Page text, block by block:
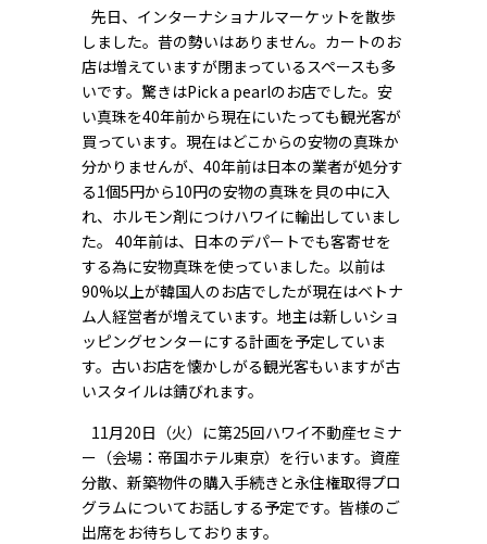
先日、インターナショナルマーケットを散歩
しました。昔の勢いはありません。カートのお
店は増えていますが閉まっているスペースも多
いです。驚きはPick a pearlのお店でした。安
い真珠を40年前から現在にいたっても観光客が
買っています。現在はどこからの安物の真珠か
分かりませんが、40年前は日本の業者が処分す
る1個5円から10円の安物の真珠を貝の中に入
れ、ホルモン剤につけハワイに輸出していまし
た。 40年前は、日本のデパートでも客寄せを
する為に安物真珠を使っていました。以前は
90%以上が韓国人のお店でしたが現在はベトナ
ム人経営者が増えています。地主は新しいショ
ッピングセンターにする計画を予定していま
す。古いお店を懐かしがる観光客もいますが古
いスタイルは錆びれます。
11月20日（火）に第25回ハワイ不動産セミナ
ー（会場：帝国ホテル東京）を行います。資産
分散、新築物件の購入手続きと永住権取得プロ
グラムについてお話しする予定です。皆様のご
出席をお待ちしております。